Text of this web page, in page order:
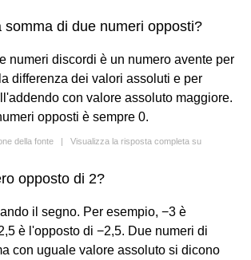
somma di due numeri opposti?
numeri discordi è un numero avente per
differenza dei valori assoluti e per
con valore assoluto maggiore.
opposti è sempre 0.
della fonte | Visualizza la risposta completa su
opposto di 2?
il segno. Per esempio, −3 è
è l'opposto di −2,5. Due numeri di
con uguale valore assoluto si dicono